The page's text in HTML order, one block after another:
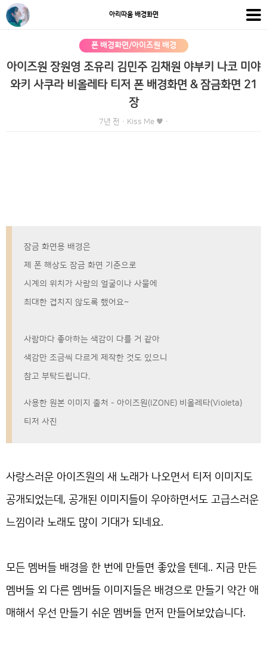
아리따움 배경화면
폰 배경화면/아이즈원 배경
아이즈원 장원영 조유리 김민주 김채원 야부키 나코 미야
와키 사쿠라 비올레타 티저 폰 배경화면 & 잠금화면 21
장
7년 전 · Kiss Me ♥ ·
잠금 화면용 배경은
제 폰 해상도 잠금 화면 기준으로
시계의 위치가 사람의 얼굴이나 사물에
최대한 겹치지 않도록 했어요~
사람마다 좋아하는 색감이 다를 거 같아
색감만 조금씩 다르게 제작한 것도 있으니
참고 부탁드립니다.
사용한 원본 이미지 출처 - 아이즈원(IZONE) 비올레타(Violeta)
티저 사진
사랑스러운 아이즈원의 새 노래가 나오면서 티저 이미지도
공개되었는데, 공개된 이미지들이 우아하면서도 고급스러운
느낌이라 노래도 많이 기대가 되네요.
모든 멤버들 배경을 한 번에 만들면 좋았을 텐데.. 지금 만든
멤버들 외 다른 멤버들 이미지들은 배경으로 만들기 약간 애
매해서 우선 만들기 쉬운 멤버들 먼저 만들어보았습니다.